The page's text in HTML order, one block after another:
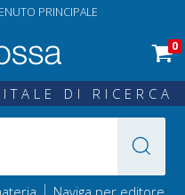
PRINCIPALE
0
DI RICERCA
| Naviga per editore